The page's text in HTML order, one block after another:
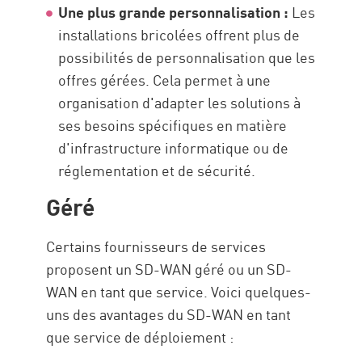
Une plus grande personnalisation : Les
installations bricolées offrent plus de
possibilités de personnalisation que les
offres gérées. Cela permet à une
organisation d'adapter les solutions à
ses besoins spécifiques en matière
d'infrastructure informatique ou de
réglementation et de sécurité.
Géré
Certains fournisseurs de services
proposent un SD-WAN géré ou un SD-
WAN en tant que service. Voici quelques-
uns des avantages du SD-WAN en tant
que service de déploiement :